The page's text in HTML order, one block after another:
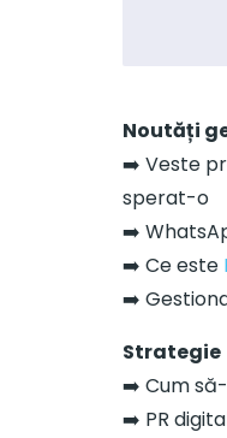
UX/
Site-uri
based.
virtuale,
Noutăți
➡️ Veste
sperat-o
➡️
➡️ Ce este
➡️
Strategie
➡️ Cum
➡️ PR